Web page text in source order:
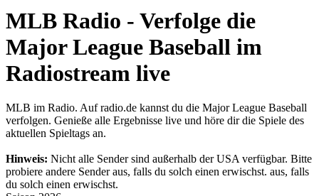
MLB Radio - Verfolge die
Major League Baseball im
Radiostream live
MLB im Radio. Auf radio.de kannst du die Major League Baseball
verfolgen. Genieße alle Ergebnisse live und höre dir die Spiele des
aktuellen Spieltags an.
Hinweis: Nicht alle Sender sind außerhalb der USA verfügbar. Bitte
probiere andere Sender aus, falls du solch einen erwischst. aus, falls
du solch einen erwischst.